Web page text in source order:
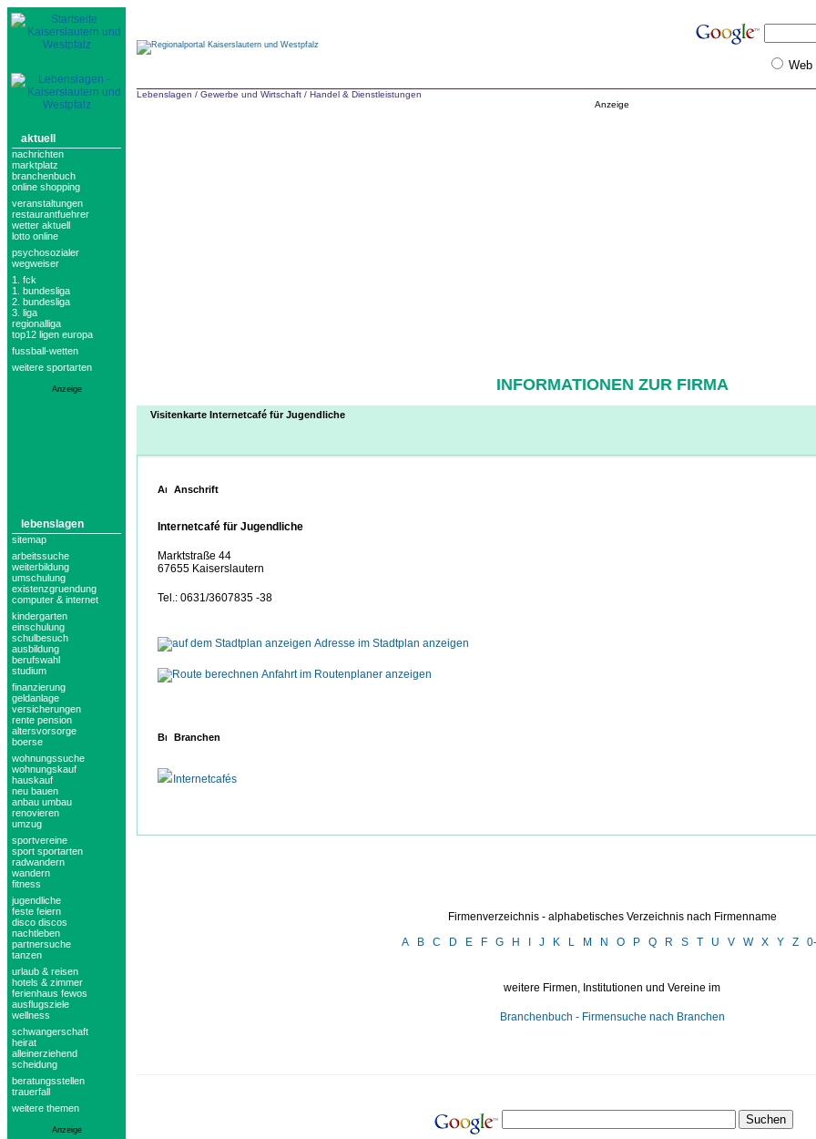
aktuell
nachrichten
marktplatz
branchenbuch
online shopping
veranstaltungen
restaurantfuehrer
wetter aktuell
lotto online
psychosozialer
wegweiser
1. fck
1. bundesliga
2. bundesliga
3. liga
regionalliga
top12 ligen europa
fussball-wetten
weitere sportarten
Anzeige
lebenslagen
sitemap
arbeitssuche
weiterbildung
umschulung
existenzgruendung
computer & internet
kindergarten
einschulung
schulbesuch
ausbildung
berufswahl
studium
finanzierung
geldanlage
versicherungen
rente pension
altersvorsorge
boerse
wohnungssuche
wohnungskauf
hauskauf
neu bauen
anbau umbau
renovieren
umzug
sportvereine
sport sportarten
radwandern
wandern
fitness
jugendliche
feste feiern
disco discos
nachtleben
partnersuche
tanzen
urlaub & reisen
hotels & zimmer
ferienhaus fewos
ausflugsziele
wellness
schwangerschaft
heirat
alleinerziehend
scheidung
beratungsstellen
trauerfall
weitere themen
Anzeige
Web
Lebenslagen / Gewerbe und Wirtschaft / Handel & Dienstleistungen
Anzeige
INFORMATIONEN ZUR FIRMA
Visitenkarte Internetcafé für Jugendliche
Anschrift
Internetcafé für Jugendliche
Marktstraße 44
67655 Kaiserslautern
Tel.: 0631/3607835 -38
Adresse im Stadtplan anzeigen
Anfahrt im Routenplaner anzeigen
Branchen
Internetcafés
Firmenverzeichnis - alphabetisches Verzeichnis nach Firmenname
A
B C D E F G H J K L M N O P Q R S T U V W X Y Z
weitere Firmen, Institutionen und Vereine im
Branchenbuch - Firmensuche nach Branchen